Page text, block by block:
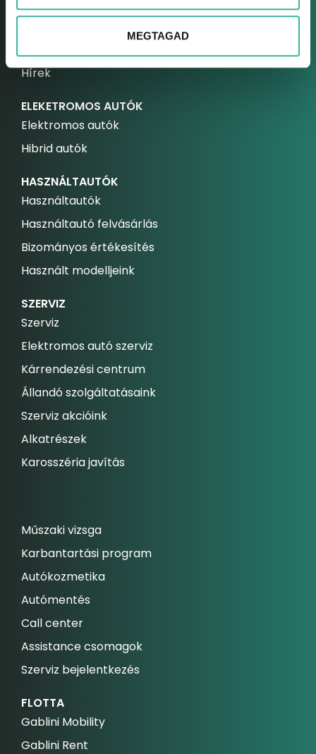
MEGTAGAD
Hírek
ELEKETROMOS AUTÓK
Elektromos autók
Hibrid autók
HASZNÁLTAUTÓK
Használtautók
Használtautó felvásárlás
Bizományos értékesítés
Használt modelljeink
SZERVIZ
Szerviz
Elektromos autó szerviz
Kárrendezési centrum
Állandó szolgáltatásaink
Szerviz akcióink
Alkatrészek
Karosszéria javítás
Műszaki vizsga
Karbantartási program
Autókozmetika
Autómentés
Call center
Assistance csomagok
Szerviz bejelentkezés
FLOTTA
Gablini Mobility
Gablini Rent